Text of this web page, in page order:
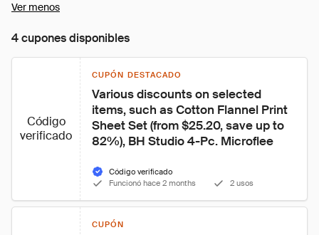
Ver menos
4 cupones disponibles
Código
verificado
CUPÓN DESTACADO
Various discounts on selected
items, such as Cotton Flannel Print
Sheet Set (from $25.20, save up to
82%), BH Studio 4-Pc. Microflee
Código verificado
Funcionó hace 2 months
2 usos
CUPÓN